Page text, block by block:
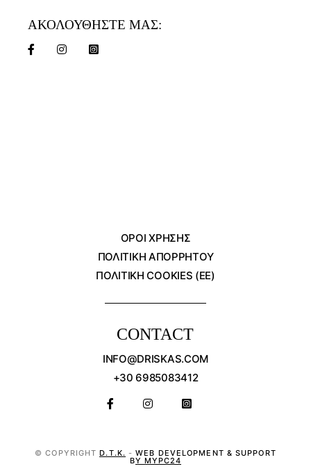
ΑΚΟΛΟΥΘΗΣΤΕ ΜΑΣ:
ΌΡΟΙ ΧΡΗΣΗΣ
ΠΟΛΙΤΙΚΗ ΑΠΟΡΡΗΤΟΥ
ΠΟΛΙΤΙΚΗ COOKIES (ΕΕ)
CONTACT
INFO@DRISKAS.COM
+30 6985083412
© COPYRIGHTD.T.K. -WEB DEVELOPMENT & SUPPORT
BY MYPC24